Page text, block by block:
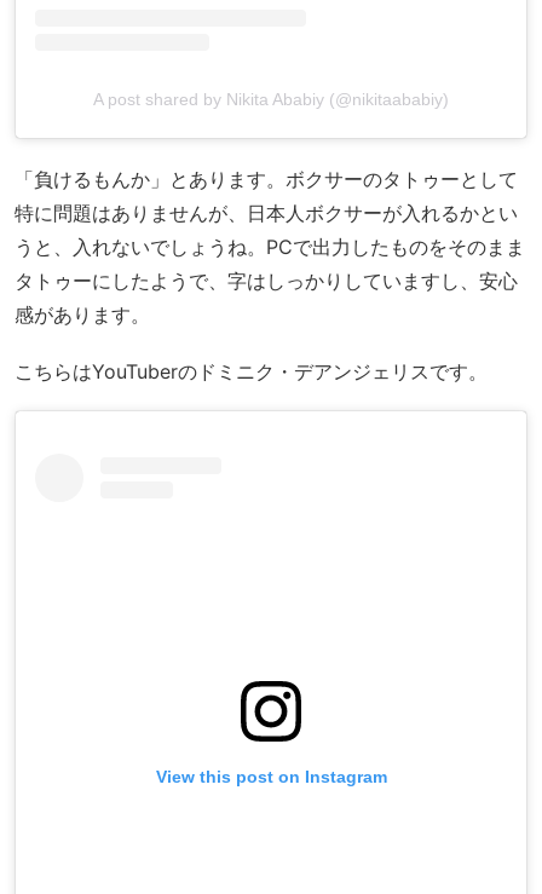
A post shared by Nikita Ababiy (@nikitaababiy)
「負けるもんか」とあります。ボクサーのタトゥーとして
特に問題はありませんが、日本人ボクサーが入れるかとい
うと、入れないでしょうね。PCで出力したものをそのまま
タトゥーにしたようで、字はしっかりしていますし、安心
感があります。
こちらはYouTuberのドミニク・デアンジェリスです。
View this post on Instagram